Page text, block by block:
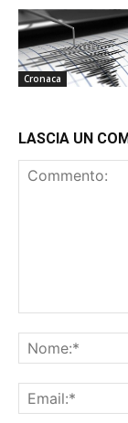
Cronaca
LASCIA UN